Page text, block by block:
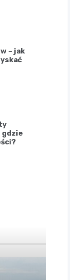
– jak
gdzie